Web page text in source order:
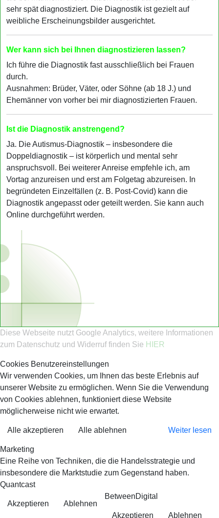
sehr spät diagnostiziert. Die Diagnostik ist gezielt auf
weibliche Erscheinungsbilder ausgerichtet.
Wer kann sich bei Ihnen diagnostizieren lassen?
Ich führe die Diagnostik fast ausschließlich bei Frauen
durch.
Ausnahmen: Brüder, Väter, oder Söhne (ab 18 J.) und
Ehemänner von vorher bei mir diagnostizierten Frauen.
Ist die Diagnostik anstrengend?
Ja. Die Autismus-Diagnostik – insbesondere die
Doppeldiagnostik – ist körperlich und mental sehr
anspruchsvoll. Bei weiterer Anreise empfehle ich, am
Vortag anzureisen und erst am Folgetag abzureisen. In
begründeten Einzelfällen (z. B. Post-Covid) kann die
Diagnostik angepasst oder geteilt werden. Sie kann auch
Online durchgeführt werden.
Diese Webseite nutzt Google Analytics, weitere Informationen
zum Datenschutz und Widerruf finden Sie HIER
Cookies Benutzereinstellungen
Wir verwenden Cookies, um Ihnen das beste Erlebnis auf
unserer Website zu ermöglichen. Wenn Sie die Verwendung
von Cookies ablehnen, funktioniert diese Website
möglicherweise nicht wie erwartet.
Alle akzeptieren Alle ablehnen Weiter lesen
Marketing
Eine Reihe von Techniken, die die Handelsstrategie und
insbesondere die Marktstudie zum Gegenstand haben.
Quantcast
Akzeptieren Ablehnen
BetweenDigital
Akzeptieren Ablehnen